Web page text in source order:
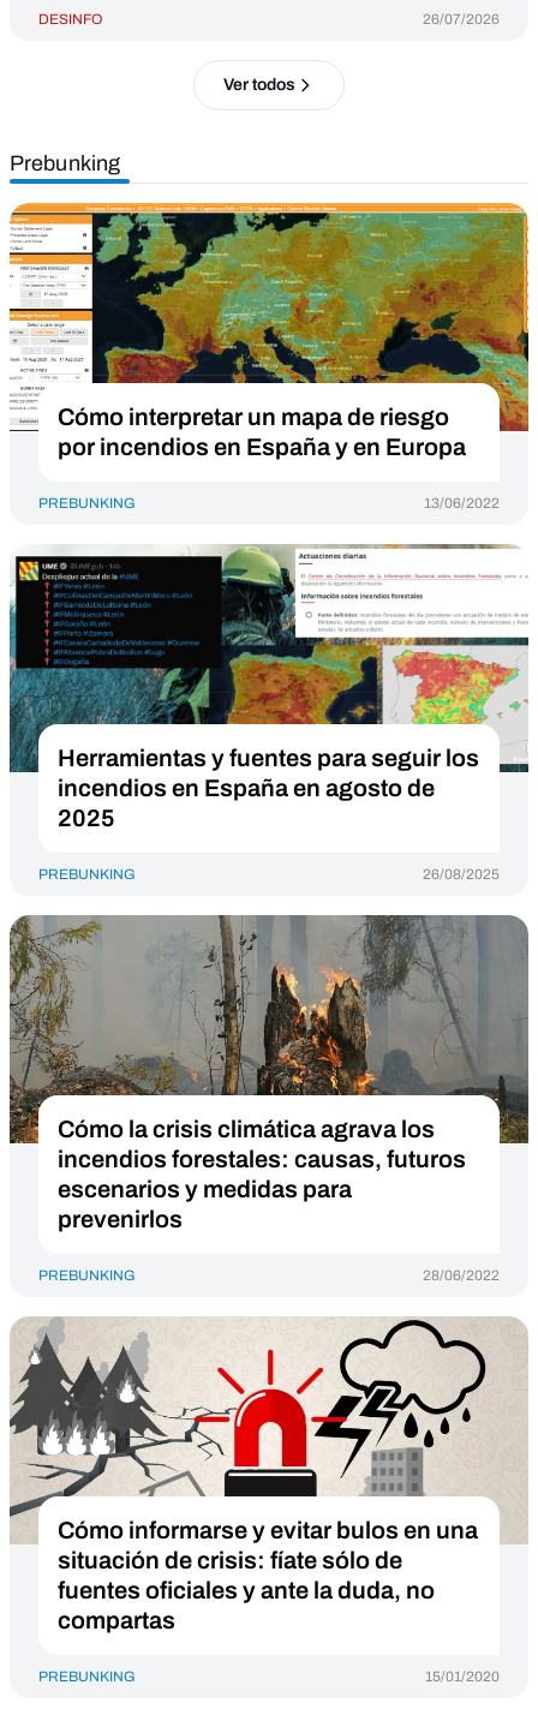
DESINFO 26/07/2026
Ver todos
Prebunking
Cómo interpretar un mapa de riesgo
por incendios en España y en Europa
PREBUNKING 13/06/2022
Herramientas y fuentes para seguir los
incendios en España en agosto de
2025
PREBUNKING 26/08/2025
Cómo la crisis climática agrava los
incendios forestales: causas, futuros
escenarios y medidas para
prevenirlos
PREBUNKING 28/06/2022
Cómo informarse y evitar bulos en una
situación de crisis: fíate sólo de
fuentes oficiales y ante la duda, no
compartas
PREBUNKING 15/01/2020